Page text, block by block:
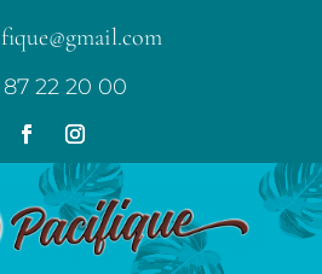
87 22 20 00